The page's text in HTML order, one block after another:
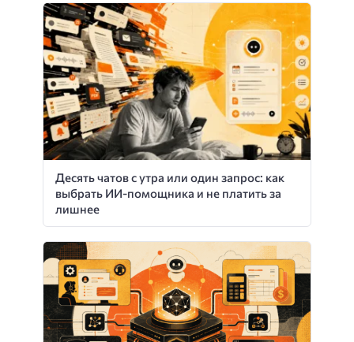
Десять чатов с утра или один запрос: как
выбрать ИИ-помощника и не платить за
лишнее